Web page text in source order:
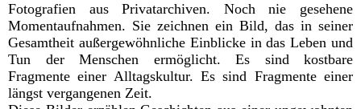
Fotografien aus Privatarchiven. Noch nie gesehene
Momentaufnahmen. Sie zeichnen ein Bild, das in seiner
Gesamtheit außergewöhnliche Einblicke in das Leben und
Tun der Menschen ermöglicht. Es sind kostbare
Fragmente einer Alltagskultur. Es sind Fragmente einer
längst vergangenen Zeit.